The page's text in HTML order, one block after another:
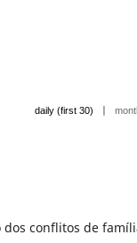
daily (first 30) |
dos conflitos de